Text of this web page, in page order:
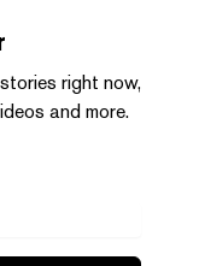
right now,
and more.